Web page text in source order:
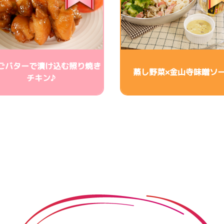
バターで漬け込む照り焼き
チキン♪
蒸し野菜×金山寺味噌ソ